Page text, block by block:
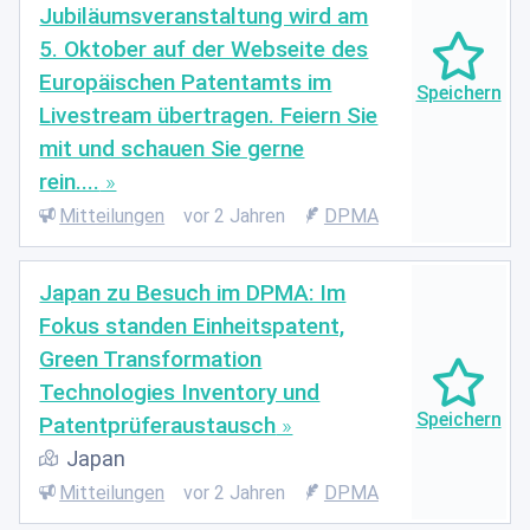
Jubiläumsveranstaltung wird am
5. Oktober auf der Webseite des
Europäischen Patentamts im
Livestream übertragen. Feiern Sie
mit und schauen Sie gerne
rein....
Mitteilungen vor 2 Jahren DPMA
Japan zu Besuch im DPMA: Im
Fokus standen Einheitspatent,
Green Transformation
Technologies Inventory und
Patentprüferaustausch
Japan
Mitteilungen vor 2 Jahren DPMA